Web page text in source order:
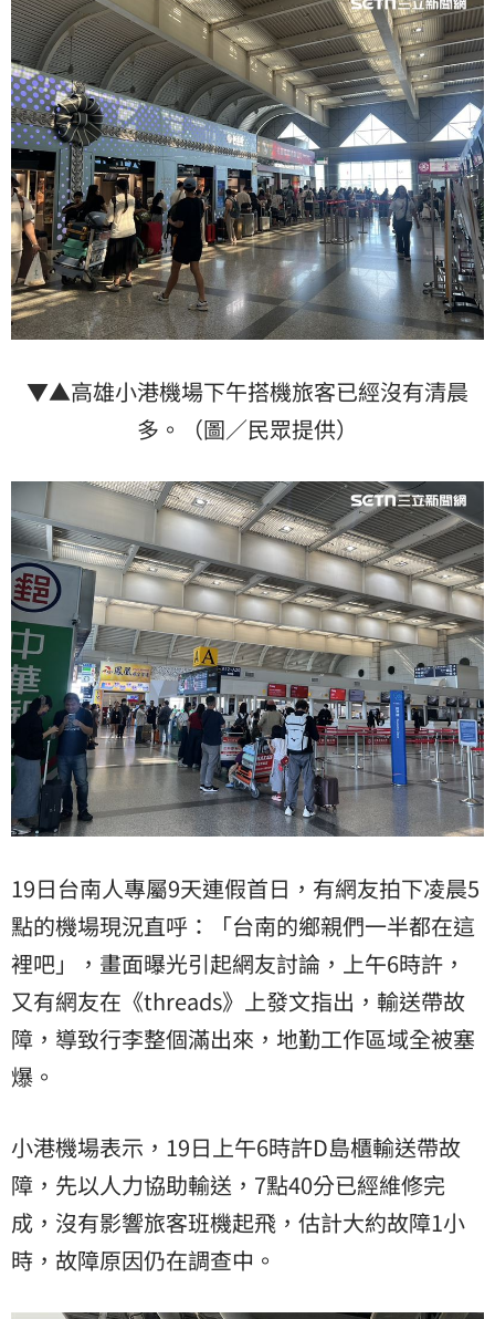
▼▲高雄小港機場下午搭機旅客已經沒有清晨
多。（圖／民眾提供）
19日台南人專屬9天連假首日，有網友拍下凌晨5
點的機場現況直呼：「台南的鄉親們一半都在這
裡吧」，畫面曝光引起網友討論，上午6時許，
又有網友在《threads》上發文指出，輸送帶故
障，導致行李整個滿出來，地勤工作區域全被塞
爆。
小港機場表示，19日上午6時許D島櫃輸送帶故
障，先以人力協助輸送，7點40分已經維修完
成，沒有影響旅客班機起飛，估計大約故障1小
時，故障原因仍在調查中。